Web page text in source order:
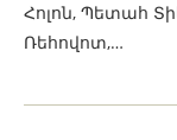
Հոլոն, Պետահ
Ռեհովոտ,…